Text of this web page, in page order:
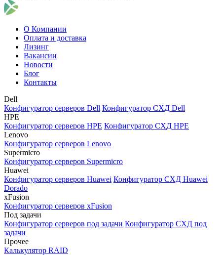
О Компании
Оплата и доставка
Лизинг
Вакансии
Новости
Блог
Контакты
Dell
Конфигуратор серверов Dell Конфигуратор СХД Dell
HPE
Конфигуратор серверов HPE Конфигуратор СХД HPE
Lenovo
Конфигуратор серверов Lenovo
Supermicro
Конфигуратор серверов Supermicro
Huawei
Конфигуратор серверов Huawei Конфигуратор СХД Huawei
Dorado
xFusion
Конфигуратор серверов xFusion
Под задачи
Конфигуратор серверов под задачи Конфигуратор СХД под
задачи
Прочее
Калькулятор RAID